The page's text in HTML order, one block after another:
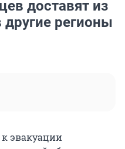
доставят из
регионы
эвакуации